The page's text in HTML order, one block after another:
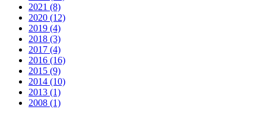
2021 (8)
2020 (12)
2019 (4)
2018 (3)
2017 (4)
2016 (16)
2015 (9)
2014 (10)
2013 (1)
2008 (1)